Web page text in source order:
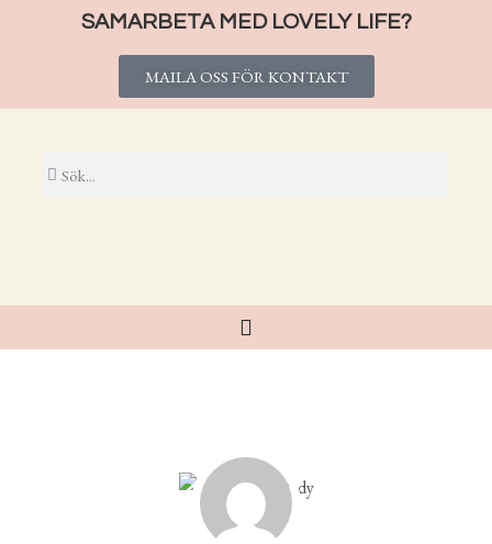
SAMARBETA MED LOVELY LIFE?
MAILA OSS FÖR KONTAKT